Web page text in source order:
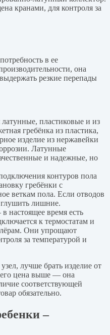
кранами, для контроля за
в ее
она
резкие перепады
пластиковые и из
гребёнка из пластика,
изделие из нержавейки
Латунные
и надежные, но
контуров пола
гребёнки с
веткам пола. Если отводов
глушить лишние.
настоящее время есть
к термостатам и
Они упрощают
за температурой и
лучше брать изделие от
его цена выше — она
соответствующей
обязательно.
–